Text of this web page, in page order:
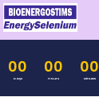
00
Days
00
Hours
00
Minutes